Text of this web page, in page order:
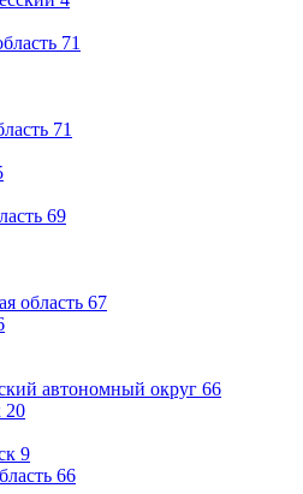
71
71
69
область 67
автономный округ 66
20
9
66